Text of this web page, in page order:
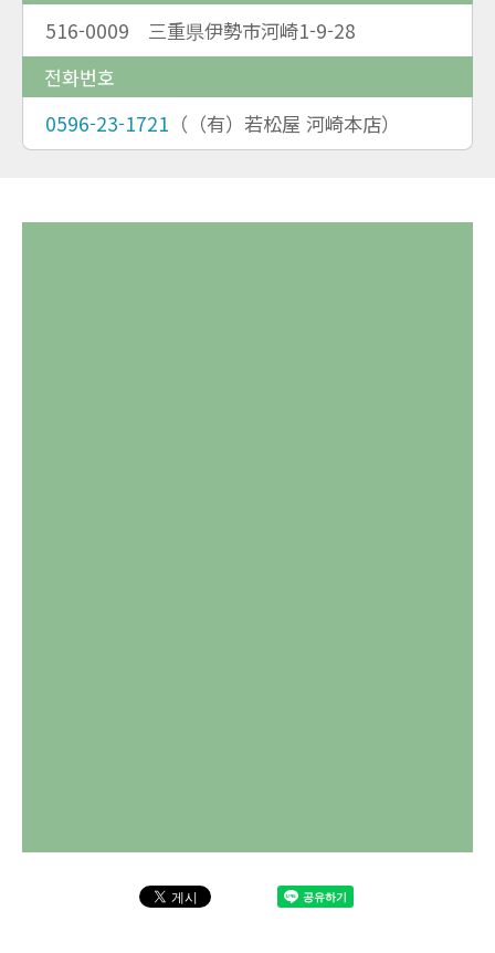
516-0009 三重県伊勢市河崎1-9-28
전화번호
0596-23-1721 （（有）若松屋 河崎本店）